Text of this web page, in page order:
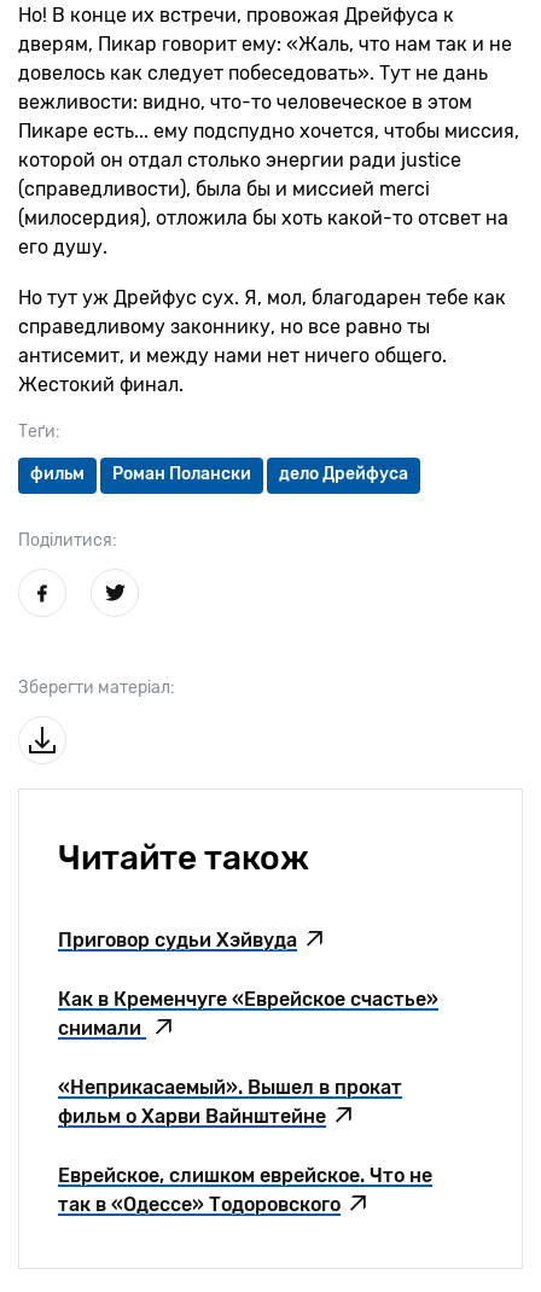
Теґи:
фильм Роман Полански дело Дрейфуса
Поділитися:
Зберегти матеріал:
Но! В конце их встречи, провожая Дрейфуса к
дверям, Пикар говорит ему: «Жаль, что нам так и не
довелось как следует побеседовать». Тут не дань
вежливости: видно, что-то человеческое в этом
Пикаре есть... ему подспудно хочется, чтобы миссия,
которой он отдал столько энергии ради justice
(справедливости), была бы и миссией merci
(милосердия), отложила бы хоть какой-то отсвет на
его душу.
Но тут уж Дрейфус сух. Я, мол, благодарен тебе как
справедливому законнику, но все равно ты
антисемит, и между нами нет ничего общего.
Жестокий финал.
Читайте також
Приговор судьи Хэйвуда
Как в Кременчуге «Еврейское счастье»
снимали
«Неприкасаемый». Вышел в прокат
фильм о Харви Вайнштейне
Еврейское, слишком еврейское. Что не
так в «Одессе» Тодоровского